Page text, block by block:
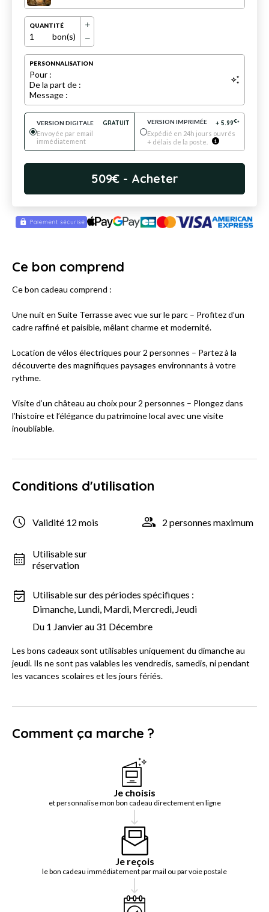
QUANTITÉ
1 bon(s)
PERSONNALISATION
Pour :
De la part de :
Message :
VERSION DIGITALE
GRATUIT
Envoyée par email
immédiatement
VERSION IMPRIMÉE + 5.99€*
Expédié en 24h jours ouvrés
+ délais de la poste.
509€- Acheter
Ce bon comprend
Ce bon cadeau comprend :
Une nuit en Suite Terrasse avec vue sur le parc – Profitez d’un
cadre raffiné et paisible, mêlant charme et modernité.
Location de vélos électriques pour 2 personnes – Partez à la
découverte des magnifiques paysages environnants à votre
rythme.
Visite d’un château au choix pour 2 personnes – Plongez dans
l’histoire et l’élégance du patrimoine local avec une visite
inoubliable.
Conditions d'utilisation
Validité 12 mois 2 personnes maximum
Utilisable sur
réservation
Utilisable sur des périodes spécifiques :
Dimanche, Lundi, Mardi, Mercredi, Jeudi
Du 1 Janvier au 31 Décembre
Les bons cadeaux sont utilisables uniquement du dimanche au
jeudi. Ils ne sont pas valables les vendredis, samedis, ni pendant
les vacances scolaires et les jours fériés.
Comment ça marche ?
Je choisis
et personnalise mon bon cadeau directement en ligne
Je reçois
le bon cadeau immédiatement par mail ou par voie postale